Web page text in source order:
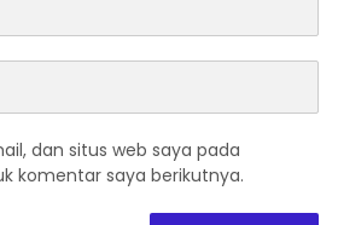
dan situs web saya pada
komentar saya berikutnya.